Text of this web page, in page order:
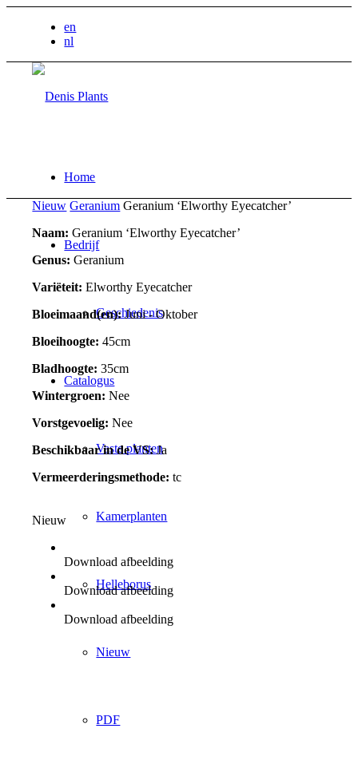
en
nl
Home
Bedrijf
Geschiedenis
Catalogus
Vaste planten
Kamerplanten
Helleborus
Nieuw
PDF
Nieuw Geranium Geranium ‘Elworthy Eyecatcher’
Naam: Geranium ‘Elworthy Eyecatcher’
Genus: Geranium
Variëteit: Elworthy Eyecatcher
Bloeimaand(en):Juni - Oktober
Bloeihoogte: 45cm
Bladhoogte: 35cm
Wintergroen: Nee
Vorstgevoelig: Nee
Beschikbaar in de VS:Ja
Vermeerderingsmethode: tc
Nieuw
Download afbeelding
Download afbeelding
Download afbeelding